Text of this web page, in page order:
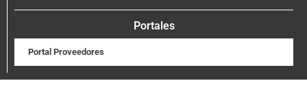
Portales
Portal Proveedores